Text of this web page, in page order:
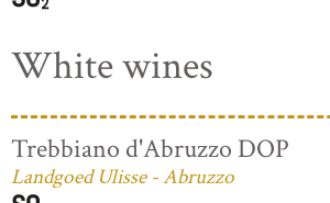
White wines
Trebbiano d'Abruzzo DOP
Landgoed Ulisse - Abruzzo